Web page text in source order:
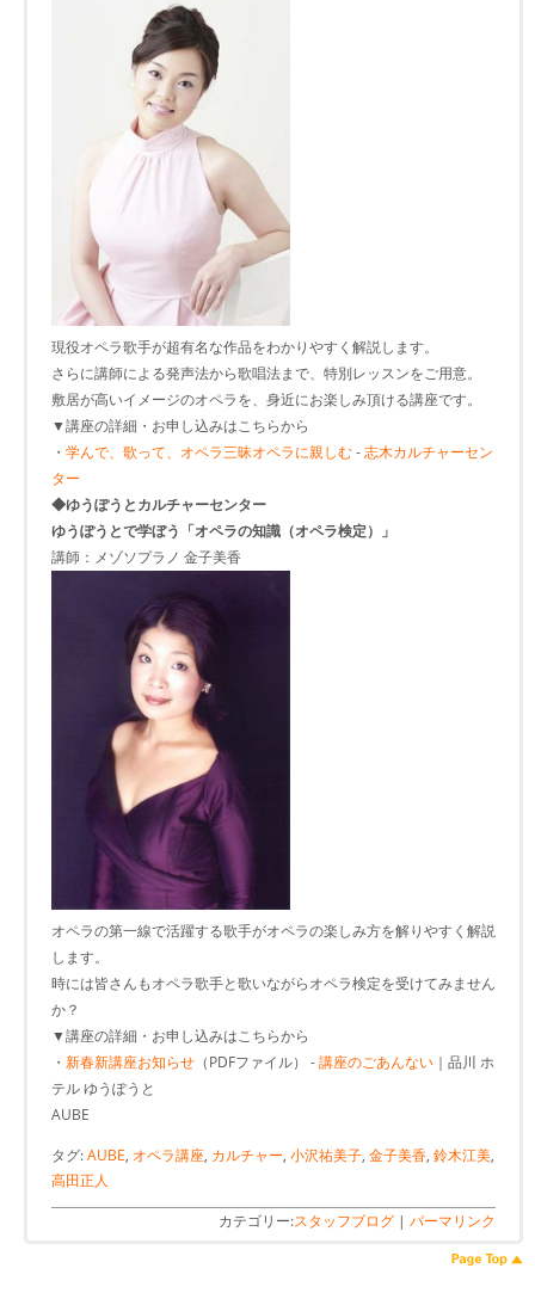
現役オペラ歌手が超有名な作品をわかりやすく解説します。
さらに講師による発声法から歌唱法まで、特別レッスンをご用意。
敷居が高いイメージのオペラを、身近にお楽しみ頂ける講座です。
▼講座の詳細・お申し込みはこちらから
・ 学んで、歌って、オペラ三昧オペラに親しむ-志木カルチャーセン
ター
◆ゆうぽうとカルチャーセンター
ゆうぽうとで学ぼう「オペラの知識（オペラ検定）」
講師：メゾソプラノ 金子美香
オペラの第一線で活躍する歌手がオペラの楽しみ方を解りやすく解説
します。
時には皆さんもオペラ歌手と歌いながらオペラ検定を受けてみません
か？
▼講座の詳細・お申し込みはこちらから
・ 新春新講座お知らせ （PDFファイル） -講座のごあんない ｜品川 ホ
テル ゆうぽうと
AUBE
タグ:AUBE, オペラ講座, カルチャー, 小沢祐美子, 金子美香, 鈴木江美,
高田正人
カテゴリー:スタッフブログ | パーマリンク